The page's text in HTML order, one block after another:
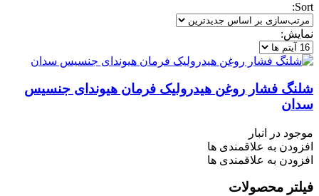
Sort:
نمایش:
شلنگ فشار روغن هیدرولیک فرمان هیوندای جنسیس
سدان
موجود در انبار
افزودن به علاقمندی ها
افزودن به علاقمندی ها
فیلتر محصولات